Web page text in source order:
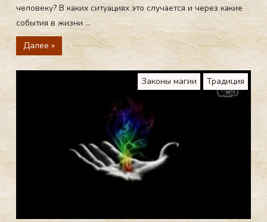
человеку? В каких ситуациях это случается и через какие
события в жизни ...
Далее »
Законы магии Традиция